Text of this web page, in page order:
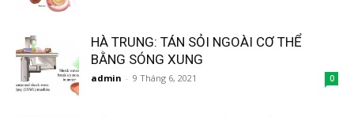
HÀ TRUNG: TÁN SỎI NGOÀI CƠ THỂ
BẰNG SÓNG XUNG
admin - 9 Tháng 6, 2021 0